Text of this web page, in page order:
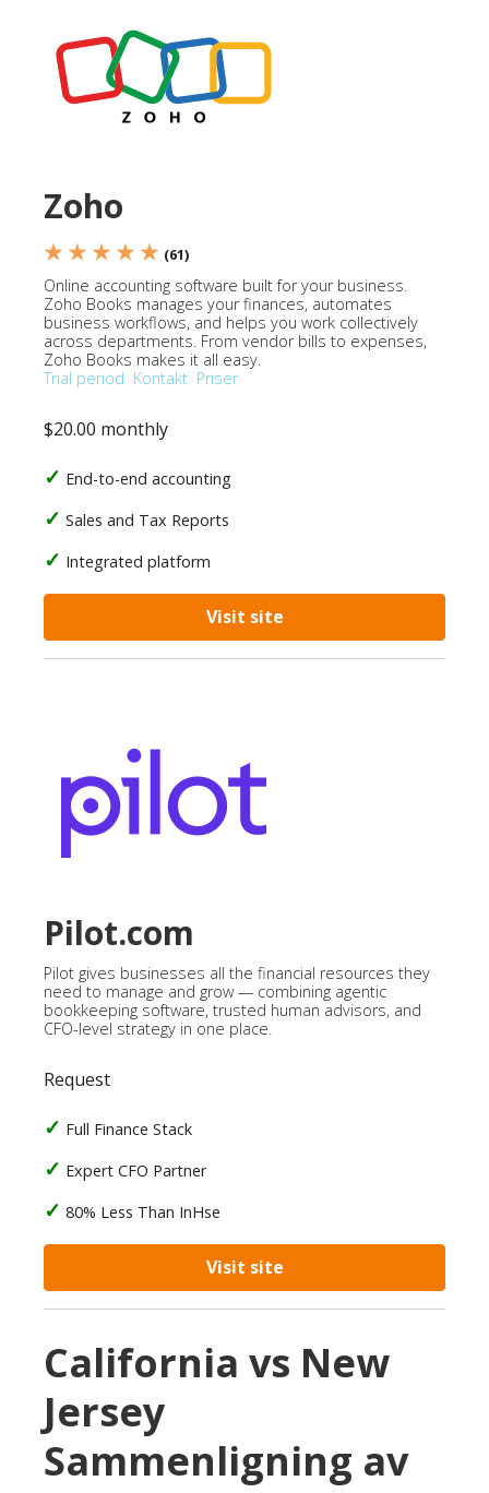
Zoho
★ ★ ★ ★ ★ (61)
Online accounting software built for your business.
Zoho Books manages your finances, automates
business workflows, and helps you work collectively
across departments. From vendor bills to expenses,
Zoho Books makes it all easy.
Trial period Kontakt Priser
$20.00 monthly
End-to-end accounting
Sales and Tax Reports
Integrated platform
Visit site
Pilot.com
Pilot gives businesses all the financial resources they
need to manage and grow — combining agentic
bookkeeping software, trusted human advisors, and
CFO-level strategy in one place.
Request
Full Finance Stack
Expert CFO Partner
80% Less Than InHse
Visit site
California vs New
Jersey
Sammenligning av